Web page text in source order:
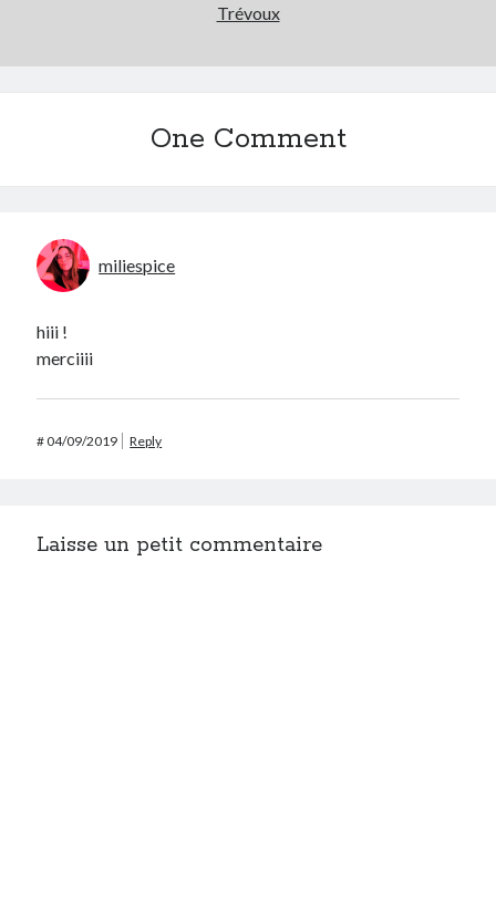
Trévoux
One Comment
miliespice
hiii !
merciiii
#04/09/2019 Reply
Laisse un petit commentaire